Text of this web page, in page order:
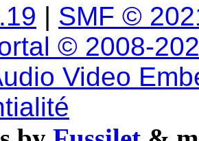
| SMF ©
© 2008-
Video